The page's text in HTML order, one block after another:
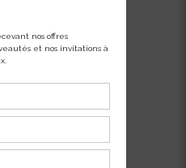
nos offres
et nos invitations à